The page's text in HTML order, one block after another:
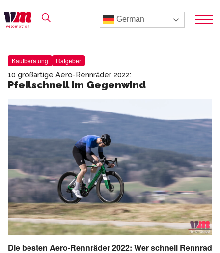
German
Kaufberatung Ratgeber
10 großartige Aero-Rennräder 2022:
Pfeilschnell im Gegenwind
Die besten Aero-Rennräder 2022: Wer schnell Rennrad